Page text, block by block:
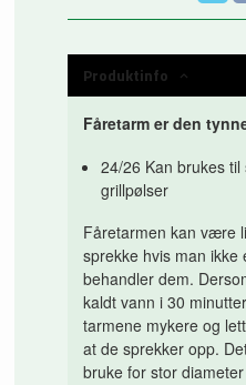
Produktinfo
Fåretarm er den
24/26 Kan brukes
grillpølser
Fåretarmen kan være
sprekke hvis man ikke
behandler dem.
kaldt vann i 30
tarmene mykere og
at de sprekker opp.
bruke for stor